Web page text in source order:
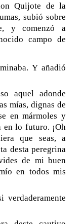
Quijote de la
subió sobre
y comenzó a
campo de
Y añadió
aquel adonde
mías, dignas de
en mármoles y
en lo futuro. ¡Oh
que seas, a
desta peregrina
de mi buen
en todos mis
verdaderamente